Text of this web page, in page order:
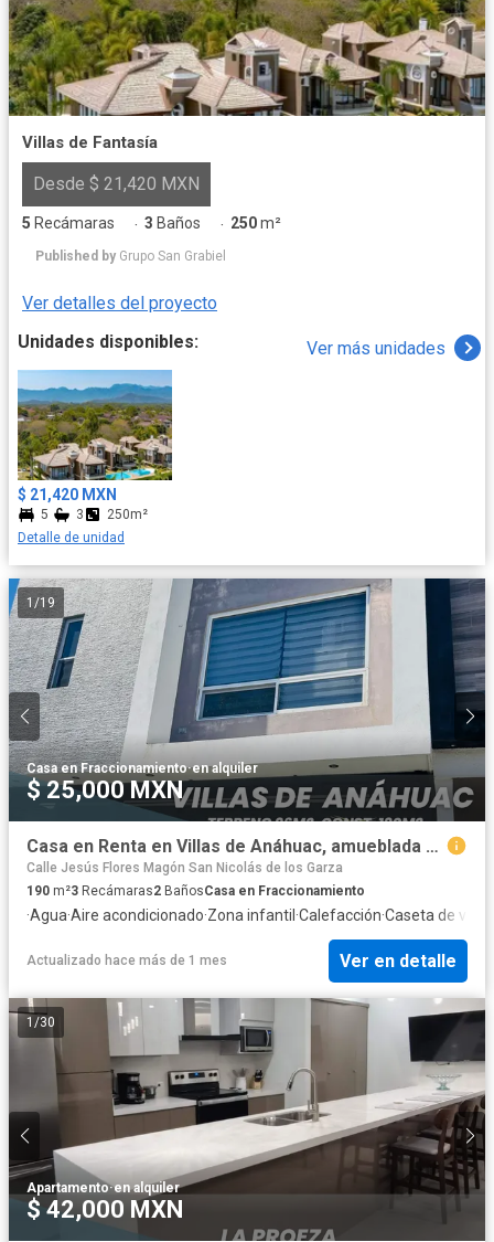
Villas de Fantasía
Desde $ 21,420 MXN
5 Recámaras · 3 Baños · 250m²
Published by Grupo San Grabiel
Ver detalles del proyecto
Unidades disponibles:
Ver más unidades
$ 21,420 MXN
5 3
250m²
Detalle de unidad
1 /19
Casa en Fraccionamiento·en alquiler
$ 25,000 MXN
Casa en Renta en Villas de Anáhuac, amueblada y equipada
Calle Jesús Flores Magón San Nicolás de los Garza
190 m²3 Recámaras2 BañosCasa en Fraccionamiento
·Agua·Aire acondicionado·Zona infantil ·Calefacción·Caseta de
Actualizado hace más de 1 mes Ver en detalle
1 /30
Apartamento·en alquiler
$ 42,000 MXN